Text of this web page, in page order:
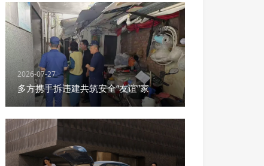
2026-07-27
多方携手拆违建共筑安全“友谊”家